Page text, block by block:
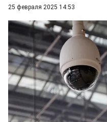
25 февраля 2025 14:53